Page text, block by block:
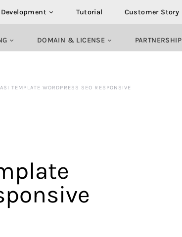
Development Tutorial Customer Story
DOMAIN & LICENSE PARTNERSHIP
TEMPLATE WORDPRESS SEO RESPONSIVE